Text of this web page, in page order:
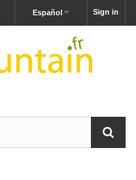
Sign in
Español